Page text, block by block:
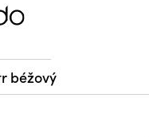
béžový